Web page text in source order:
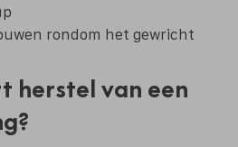
rondom het gewricht
herstel van een